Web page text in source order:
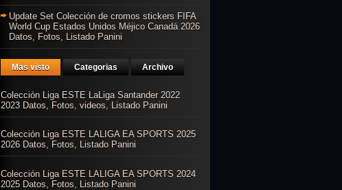
Update Set Colección de cromos stickers FIFA
World Cup Estados Unidos Méjico Canadá 2026
Datos, Fotos, Listado Panini
Mas visto Categorias Archivo
Colección Liga ESTE LaLiga Santander 2022
2023 Datos, Fotos, videos, Listado Panini
Colección Liga ESTE LALIGA EA SPORTS 2025
2026 Datos, Fotos, Listado Panini
Colección Liga ESTE LALIGA EA SPORTS 2024
2025 Datos, Fotos, Listado Panini